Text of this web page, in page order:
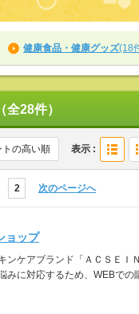
健康食品・健康グッズ(18
28件）
トの高い順 表示 :
2 次のページへ
ョップ
ンケアブランド「ＡＣＳＥＩ
みに対応するため、WEBで